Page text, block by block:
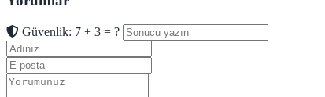
Güvenlik: 7 + 3 = ?